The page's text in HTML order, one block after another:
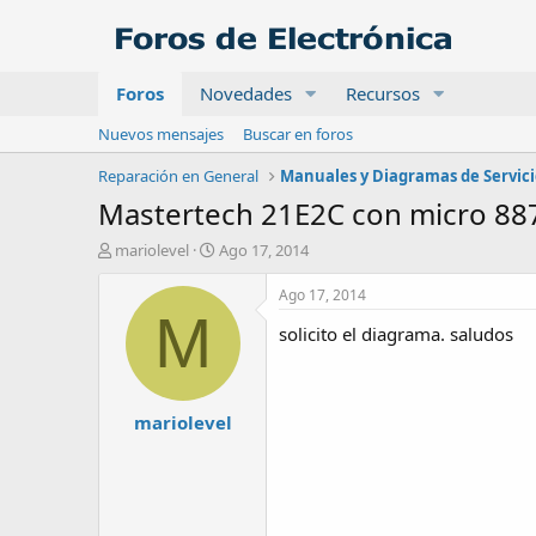
Foros Novedades Recursos
Nuevos mensajes
Buscar en foros
Reparación en General
Manuales y Diagramas de
Mastertech 21E2C con micro
A
mariolevel
F
h
e
n
Ago 17, 2014
M
mariolevel
Ago 17, 2014
solicito el diagrama. saludos